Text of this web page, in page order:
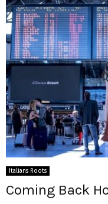
Italians Roots
Coming Back